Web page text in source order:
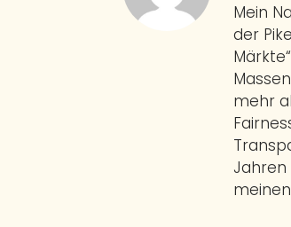
Mein
der
mehr
meinen